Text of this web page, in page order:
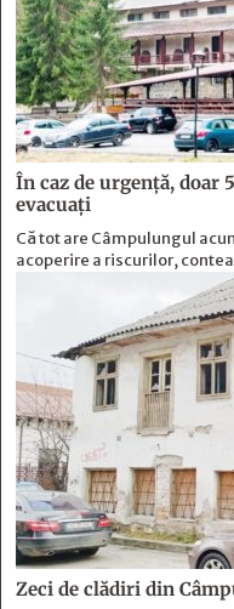
În caz de urgență, doar
evacuați
Că tot are Câmpulungul
acoperire a riscurilor,
Zeci de clădiri din